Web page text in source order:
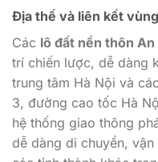
Địa thế và liên kết vùng
Các lô đất nền thôn An
trí chiến lược, dễ dàng
trung tâm Hà Nội và
3, đường cao tốc Hà
hệ thống giao thông
dễ dàng di chuyển,